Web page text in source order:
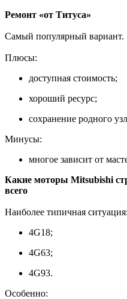
Ремонт «от Титуса»
Самый популярный вариант.
Плюсы:
доступная стоимость;
хороший ресурс;
сохранение родного
Минусы:
многое зависит от
Какие моторы Mitsubishi
всего
Наиболее типичная ситуация:
4G18;
4G63;
4G93.
Особенно: